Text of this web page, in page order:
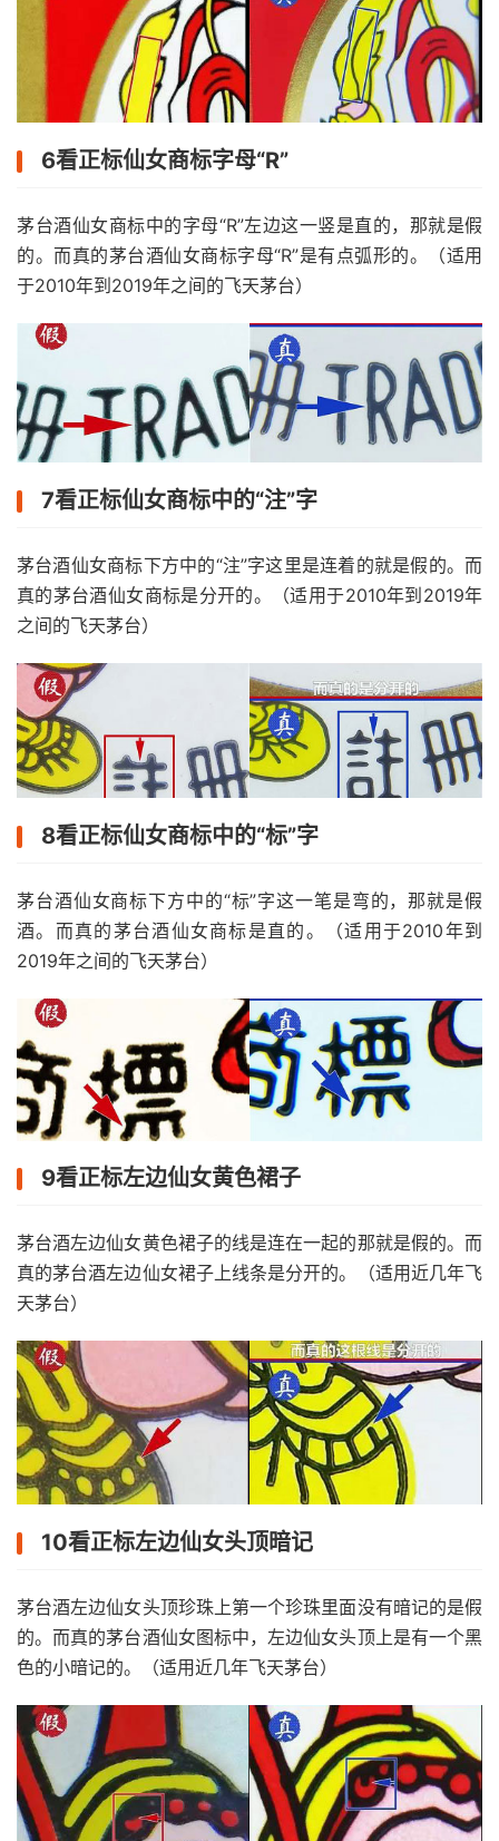
6看正标仙女商标字母“R”
茅台酒仙女商标中的字母“R”左边这一竖是直的，那就是假
的。而真的茅台酒仙女商标字母“R”是有点弧形的。（适用
于2010年到2019年之间的飞天茅台）
7看正标仙女商标中的“注”字
茅台酒仙女商标下方中的“注”字这里是连着的就是假的。而
真的茅台酒仙女商标是分开的。（适用于2010年到2019年
之间的飞天茅台）
8看正标仙女商标中的“标”字
茅台酒仙女商标下方中的“标”字这一笔是弯的，那就是假
酒。而真的茅台酒仙女商标是直的。（适用于2010年到
2019年之间的飞天茅台）
9看正标左边仙女黄色裙子
茅台酒左边仙女黄色裙子的线是连在一起的那就是假的。而
真的茅台酒左边仙女裙子上线条是分开的。（适用近几年飞
天茅台）
10看正标左边仙女头顶暗记
茅台酒左边仙女头顶珍珠上第一个珍珠里面没有暗记的是假
的。而真的茅台酒仙女图标中，左边仙女头顶上是有一个黑
色的小暗记的。（适用近几年飞天茅台）